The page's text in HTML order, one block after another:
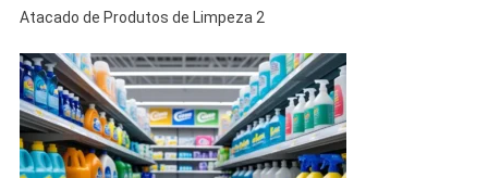
Atacado de Produtos de Limpeza 2